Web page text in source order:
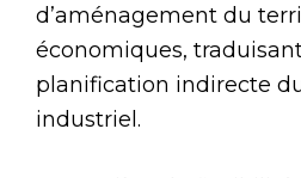
d’aménagement du
économiques,
planification indirecte
industriel.